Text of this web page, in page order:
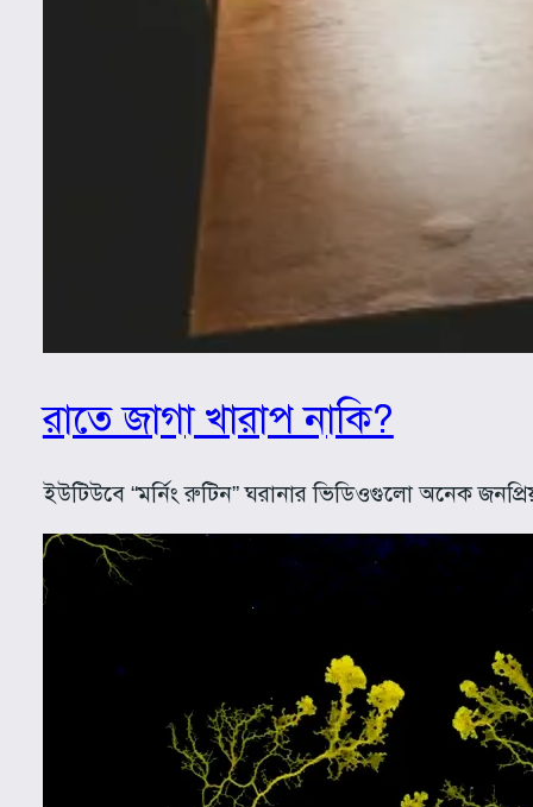
রাতে জাগা খারাপ নাকি?
ইউটিউবে “মর্নিং রুটিন” ঘরানার ভিডিওগুলো অনেক